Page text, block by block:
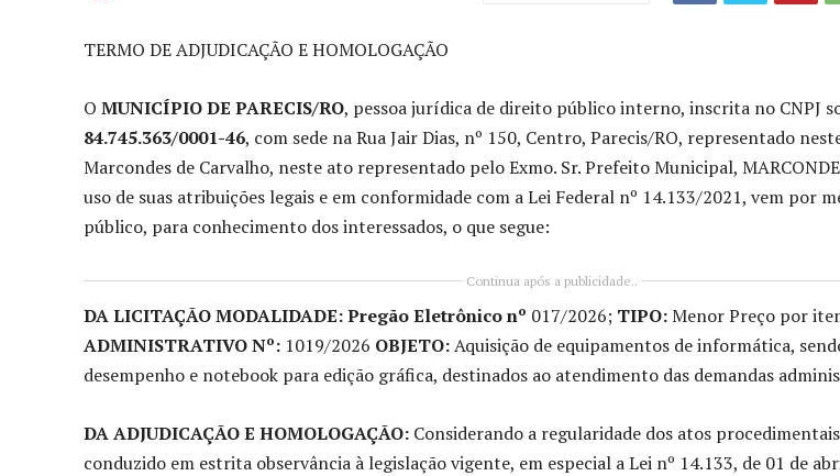
TERMO DE ADJUDICAÇÃO E HOMOLOGAÇÃO
O MUNICÍPIO DE PARECIS/RO, pessoa jurídica de direito público interno, inscrita no CNPJ
84.745.363/0001-46, com sede na Rua Jair Dias, nº 150, Centro, Parecis/RO, representado
Marcondes de Carvalho, neste ato representado pelo Exmo. Sr. Prefeito Municipal,
uso de suas atribuições legais e em conformidade com a Lei Federal nº 14.133/2021, vem por
público, para conhecimento dos interessados, o que segue:
Continua após a publicidade..
DA LICITAÇÃO MODALIDADE: Pregão Eletrôniconº 017/2026; TIPO:Menor Preço por
ADMINISTRATIVO Nº: 1019/2026 OBJETO:Aquisição de equipamentos de informática,
desempenho e notebook para edição gráfica, destinados ao atendimento das demandas
DA ADJUDICAÇÃO E HOMOLOGAÇÃO: Considerando a regularidade dos atos
conduzido em estrita observância à legislação vigente, em especial a Lei nº 14.133, de 01 de